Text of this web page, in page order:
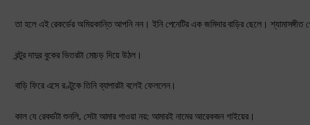
তা হলে এই রেকর্ডের অমিয়কান্তি আপনি নন। ইনি পেনেটির এক জমিদার বাড়ির ছেলে। শ্যামাসঙ্গীত
রন্টুর দাদুর বুকের ভিতরটা মোচড় দিয়ে উঠল।
বাড়ি ফিরে এসে রণ্টুকে তিনি ব্যাপারটা বলেই ফেললেন।
কাল যে রেকর্ডটা শুনলি, সেটা আমার গাওয়া নয়; আমারই নামের আরেকজন গাইয়ের।